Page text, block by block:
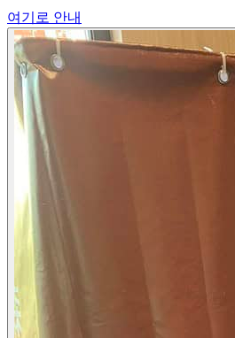
여기로 안내